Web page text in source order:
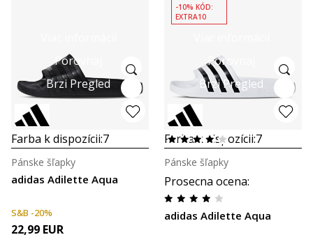
Porovnaj
Brzi Pregled
Farba k dispozícii:7
adidas Adilette Aqua
Pánske šľapky
S&B -20%
22,99 EUR
Porovnaj
Brzi Pregled
-10% KÓD:
EXTRA10
Farba k dispozícii:7
Prosecna ocena:
adidas Adilette Aqua
Pánske šľapky